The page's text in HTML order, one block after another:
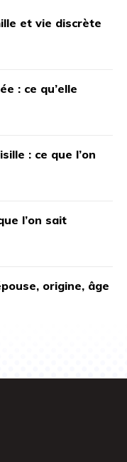
et vie discrète
: ce qu’elle
: ce que l’on
l’on sait
origine, âge